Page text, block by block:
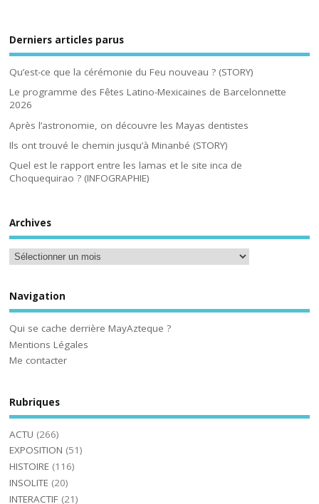
Derniers articles parus
Qu’est-ce que la cérémonie du Feu nouveau ? (STORY)
Le programme des Fêtes Latino-Mexicaines de Barcelonnette
2026
Après l’astronomie, on découvre les Mayas dentistes
Ils ont trouvé le chemin jusqu’à Minanbé (STORY)
Quel est le rapport entre les lamas et le site inca de
Choquequirao ? (INFOGRAPHIE)
Archives
Navigation
Qui se cache derrière MayAzteque ?
Mentions Légales
Me contacter
Rubriques
ACTU (266)
EXPOSITION (51)
HISTOIRE (116)
INSOLITE (20)
INTERACTIF (21)